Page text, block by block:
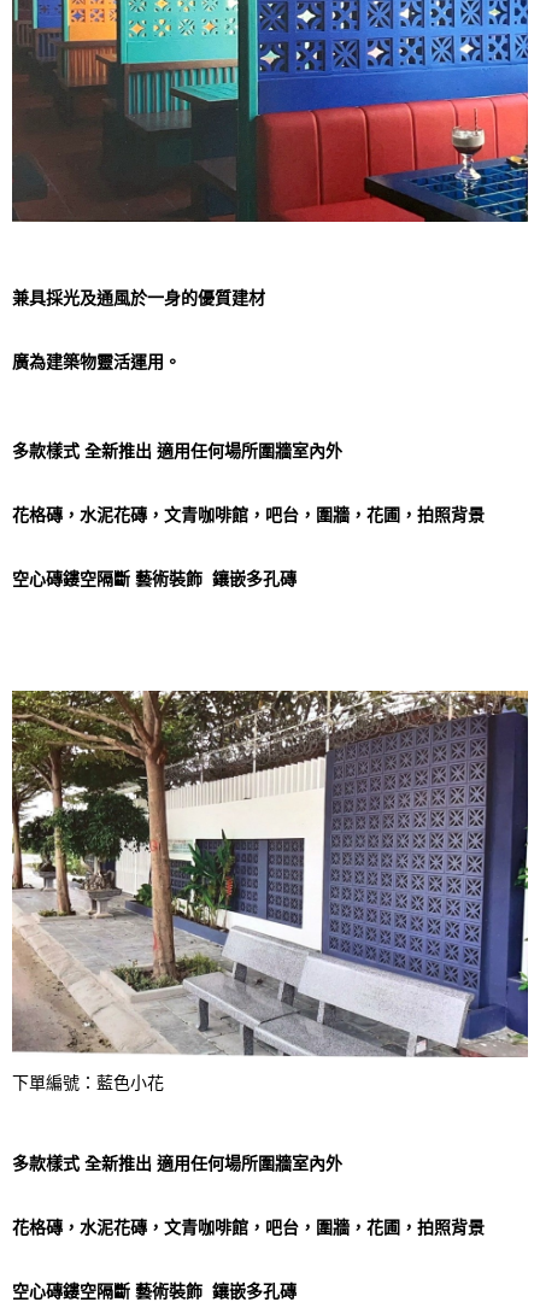
兼具採光及通風於一身的優質建材
廣為建築物靈活運用。
多款樣式 全新推出 適用任何場所圍牆室內外
花格磚，水泥花磚，文青咖啡館，吧台，圍牆，花圃，拍照背景
空心磚鏤空隔斷 藝術裝飾 鑲嵌多孔磚
下單編號： 藍色小花
多款樣式 全新推出 適用任何場所圍牆室內外
花格磚，水泥花磚，文青咖啡館，吧台，圍牆，花圃，拍照背景
空心磚鏤空隔斷 藝術裝飾 鑲嵌多孔磚